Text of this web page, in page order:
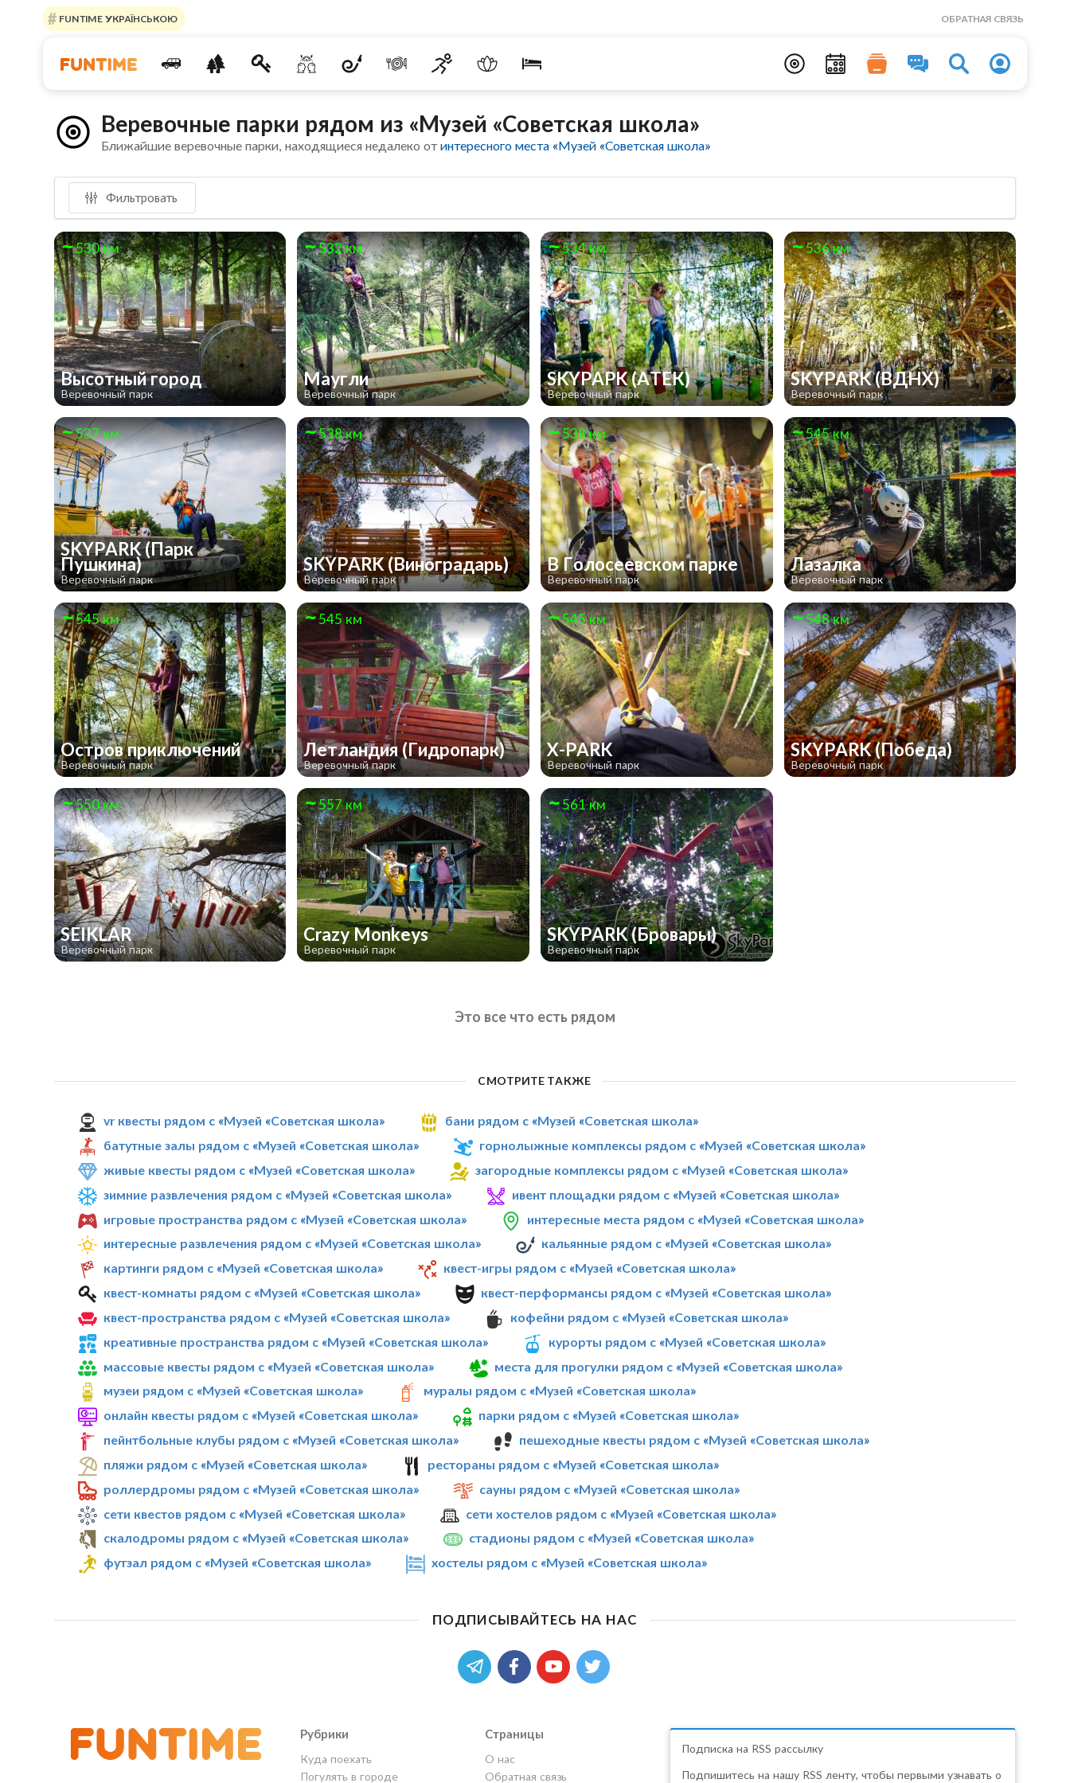
FUNTIME УКРАЇНСЬКОЮ ОБРАТНАЯ СВЯЗЬ
Веревочные парки рядом из «Музей «Советская школа»
Ближайшие веревочные парки, находящиеся недалеко отинтересного места «Музей «Советская школа»
Фильтровать
530 км
Высотный город
Веревочный парк
532 км
Маугли
Веревочный парк
534 км
SKYPAPK (АТЕК)
Веревочный парк
536 км
SKYPARK (ВДНХ)
Веревочный парк
537 км
SKYPARK (Парк
Пушкина)
Веревочный парк
538 км
SKYPARK (Виноградарь)
Веревочный парк
538 км
В Голосеевском парке
Веревочный парк
545 км
Лазалка
Веревочный парк
545 км
Остров приключений
Веревочный парк
545 км
Летландия (Гидропарк)
Веревочный парк
545 км
X-PARK
Веревочный парк
548 км
SKYPARK (Победа)
Веревочный парк
550 км
SEIKLAR
Веревочный парк
557 км
Crazy Monkeys
Веревочный парк
561 км
SKYPARK (Бровары)
Веревочный парк
Это все что есть рядом
СМОТРИТЕ ТАКЖЕ
vr квесты рядом с «Музей «Советская школа»
бани рядом с «Музей «Советская школа»
батутные залы рядом с «Музей «Советская школа»
горнолыжные комплексы рядом с «Музей «Советская школа»
живые квесты рядом с «Музей «Советская школа»
загородные комплексы рядом с «Музей «Советская школа»
зимние развлечения рядом с «Музей «Советская школа»
ивент площадки рядом с «Музей «Советская школа»
игровые пространства рядом с «Музей «Советская школа»
интересные места рядом с «Музей «Советская школа»
интересные развлечения рядом с «Музей «Советская школа»
кальянные рядом с «Музей «Советская школа»
картинги рядом с «Музей «Советская школа»
квест-игры рядом с «Музей «Советская школа»
квест-комнаты рядом с «Музей «Советская школа»
квест-перформансы рядом с «Музей «Советская школа»
квест-пространства рядом с «Музей «Советская школа»
кофейни рядом с «Музей «Советская школа»
креативные пространства рядом с «Музей «Советская школа»
курорты рядом с «Музей «Советская школа»
массовые квесты рядом с «Музей «Советская школа»
места для прогулки рядом с «Музей «Советская школа»
музеи рядом с «Музей «Советская школа»
муралы рядом с «Музей «Советская школа»
онлайн квесты рядом с «Музей «Советская школа»
парки рядом с «Музей «Советская школа»
пейнтбольные клубы рядом с «Музей «Советская школа»
пешеходные квесты рядом с «Музей «Советская школа»
пляжи рядом с «Музей «Советская школа»
рестораны рядом с «Музей «Советская школа»
роллердромы рядом с «Музей «Советская школа»
сауны рядом с «Музей «Советская школа»
сети квестов рядом с «Музей «Советская школа»
сети хостелов рядом с «Музей «Советская школа»
скалодромы рядом с «Музей «Советская школа»
стадионы рядом с «Музей «Советская школа»
футзал рядом с «Музей «Советская школа»
хостелы рядом с «Музей «Советская школа»
ПОДПИСЫВАЙТЕСЬ НА НАС
Рубрики
Куда поехать
Погулять в городе
Страницы
О нас
Обратная связь
Подписка на RSS рассылку
Подпишитесь на нашу RSS ленту, чтобы первыми узнавать о